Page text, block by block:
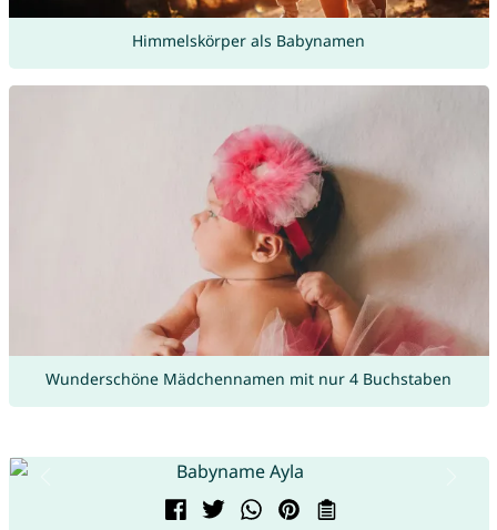
Himmelskörper als Babynamen
Wunderschöne Mädchennamen mit nur 4 Buchstaben